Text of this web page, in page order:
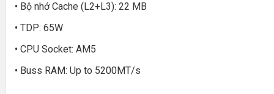
• Bộ nhớ Cache (L2+L3): 22 MB
• TDP: 65W
• CPU Socket: AM5
• Buss RAM: Up to 5200MT/s